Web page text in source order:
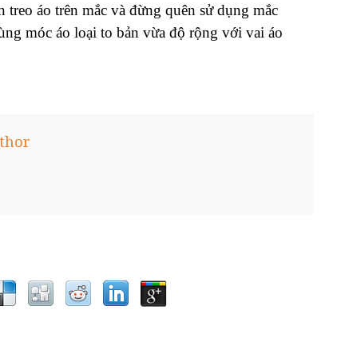
treo áo trên mắc và đừng quên sử dụng mắc
móc áo loại to bản vừa độ rộng với vai áo